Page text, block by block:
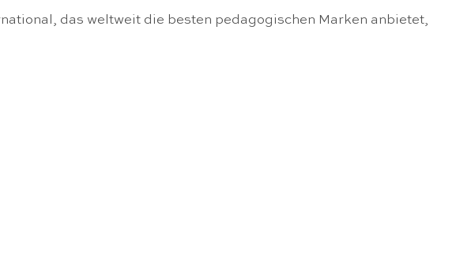
das weltweit die besten pedagogischen Marken anbietet,